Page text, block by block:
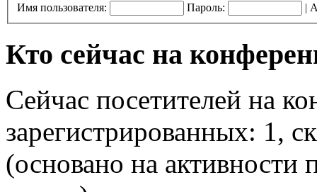
Имя пользователя: Пароль: |
Кто сейчас на
Сейчас посетителей на
зарегистрированных: 1,
(основано на активности